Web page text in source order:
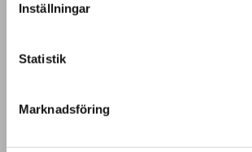
Inställningar
Statistik
Marknadsföring